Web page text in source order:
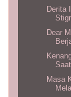
Derita
Dear
Masa